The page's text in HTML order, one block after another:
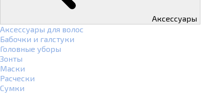
Аксессуары
Аксессуары для волос
Бабочки и галстуки
Головные уборы
Зонты
Маски
Расчески
Сумки